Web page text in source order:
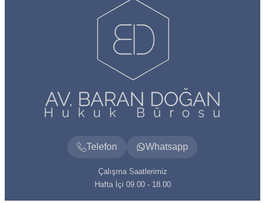
Telefon Whatsapp
Çalışma Saatlerimiz
Hafta İçi 09.00 - 18.00